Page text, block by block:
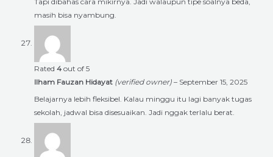
masih bisa nyambung.
Rated 4 out of 5
Ilham Fauzan Hidayat (verified owner) – September 15, 2025
Belajarnya lebih fleksibel. Kalau minggu itu lagi banyak tugas
sekolah, jadwal bisa disesuaikan. Jadi nggak terlalu berat.